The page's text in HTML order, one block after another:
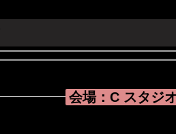
会場：C スタジ